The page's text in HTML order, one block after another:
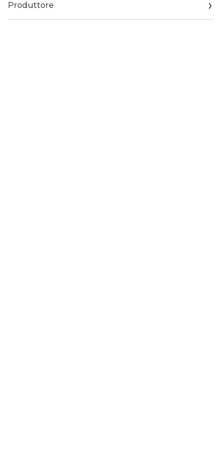
di neroli, che si fondono a tocchi aromatici e profondi di
Produttore